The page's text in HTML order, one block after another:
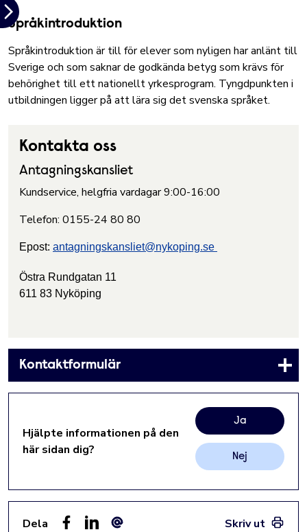
Språkintroduktion
Språkintroduktion är till för elever som nyligen har anlänt till
Sverige och som saknar de godkända betyg som krävs för
behörighet till ett nationellt yrkesprogram. Tyngdpunkten i
utbildningen ligger på att lära sig det svenska språket.
Kontakta oss
Antagningskansliet
Kundservice, helgfria vardagar 9:00-16:00
Telefon: 0155-24 80 80
Epost: antagningskansliet@nykoping.se
Östra Rundgatan 11
611 83 Nyköping
Kontaktformulär
Hjälpte informationen på den
här sidan dig?
Ja
Nej
Dela
Skriv ut